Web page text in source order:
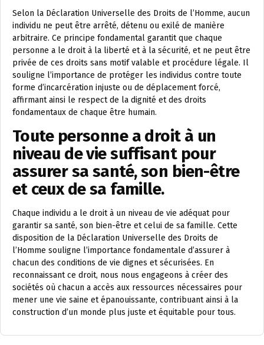
Selon la Déclaration Universelle des Droits de l’Homme, aucun
individu ne peut être arrêté, détenu ou exilé de manière
arbitraire. Ce principe fondamental garantit que chaque
personne a le droit à la liberté et à la sécurité, et ne peut être
privée de ces droits sans motif valable et procédure légale. Il
souligne l’importance de protéger les individus contre toute
forme d’incarcération injuste ou de déplacement forcé,
affirmant ainsi le respect de la dignité et des droits
fondamentaux de chaque être humain.
Toute personne a droit à un
niveau de vie suffisant pour
assurer sa santé, son bien-être
et ceux de sa famille.
Chaque individu a le droit à un niveau de vie adéquat pour
garantir sa santé, son bien-être et celui de sa famille. Cette
disposition de la Déclaration Universelle des Droits de
l’Homme souligne l’importance fondamentale d’assurer à
chacun des conditions de vie dignes et sécurisées. En
reconnaissant ce droit, nous nous engageons à créer des
sociétés où chacun a accès aux ressources nécessaires pour
mener une vie saine et épanouissante, contribuant ainsi à la
construction d’un monde plus juste et équitable pour tous.